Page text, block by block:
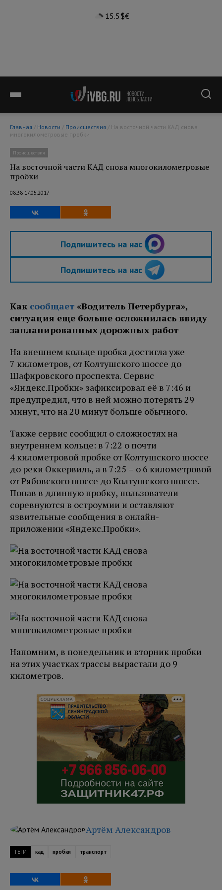
15.5°$€
Главная / Новости / Происшествия
многокилометровые пробки
Происшествия
На восточной части КАД снова многокилометровые
пробки
08:38 17.05.2017
Подпишитесь на нас
Подпишитесь на нас
Как сообщает «Водитель Петербурга»,
ситуация еще больше осложнилась ввиду
запланированных дорожных работ
На внешнем кольце пробка достигла уже
7 километров, от Колтушского шоссе до
Шафировского проспекта. Сервис
«Яндекс.Пробки» зафиксировал её в 7:46 и
предупредил, что в ней можно потерять 29
минут, что на 20 минут больше обычного.
Также сервис сообщил о сложностях на
внутреннем кольце: в 7:22 о почти
4 километровой пробке от Колтушского шоссе
до реки Оккервиль, а в 7:25 – о 6 километровой
от Рябовского шоссе до Колтушского шоссе.
Попав в длинную пробку, пользователи
соревнуются в остроумии и оставляют
язвительные сообщения в онлайн-
приложении «Яндекс.Пробки».
Напомним, в понедельник и вторник пробки
на этих участках трассы вырастали до 9
километров.
СОЦРЕКЛАМА
Артём Александров
ТЕГИ кад пробки транспорт